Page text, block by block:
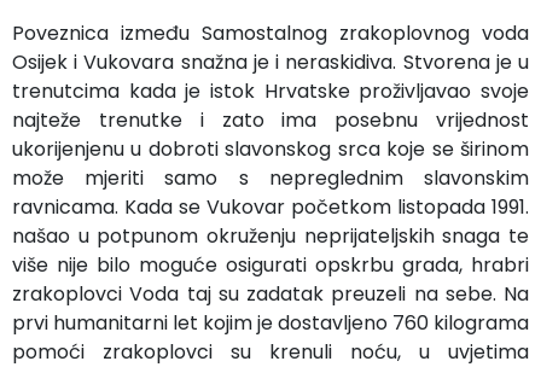
Poveznica između Samostalnog zrakoplovnog voda
Osijek i Vukovara snažna je i neraskidiva. Stvorena je u
trenutcima kada je istok Hrvatske proživljavao svoje
najteže trenutke i zato ima posebnu vrijednost
ukorijenjenu u dobroti slavonskog srca koje se širinom
može mjeriti samo s nepreglednim slavonskim
ravnicama. Kada se Vukovar početkom listopada 1991.
našao u potpunom okruženju neprijateljskih snaga te
više nije bilo moguće osigurati opskrbu grada, hrabri
zrakoplovci Voda taj su zadatak preuzeli na sebe. Na
prvi humanitarni let kojim je dostavljeno 760 kilograma
pomoći zrakoplovci su krenuli noću, u uvjetima